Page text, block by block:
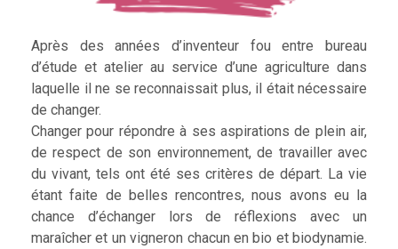
Après des années d’inventeur fou entre bureau
d’étude et atelier au service d’une agriculture dans
laquelle il ne se reconnaissait plus, il était nécessaire
de changer.
Changer pour répondre à ses aspirations de plein air,
de respect de son environnement, de travailler avec
du vivant, tels ont été ses critères de départ. La vie
étant faite de belles rencontres, nous avons eu la
chance d’échanger lors de réflexions avec un
maraîcher et un vigneron chacun en bio et biodynamie.